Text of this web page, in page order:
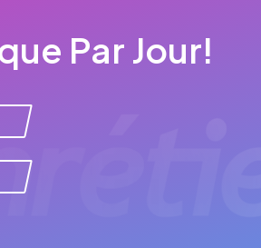
Par Jour!